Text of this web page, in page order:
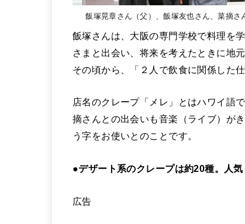
飯塚晃章さん（父）、飯塚友也さん、菜摘さ
飯塚さんは、大阪の専門学校で料理を
さまと出会い、将来を考えたときに地
その頃から、「２人で飲食に関係した
店名のクレープ「メレ」とはハワイ語
摘さんとの出会いも音楽（ライブ）が
う字をお使いとのことです。
●デザート系のクレープは約20種。人
広告